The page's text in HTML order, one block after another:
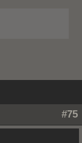
#75